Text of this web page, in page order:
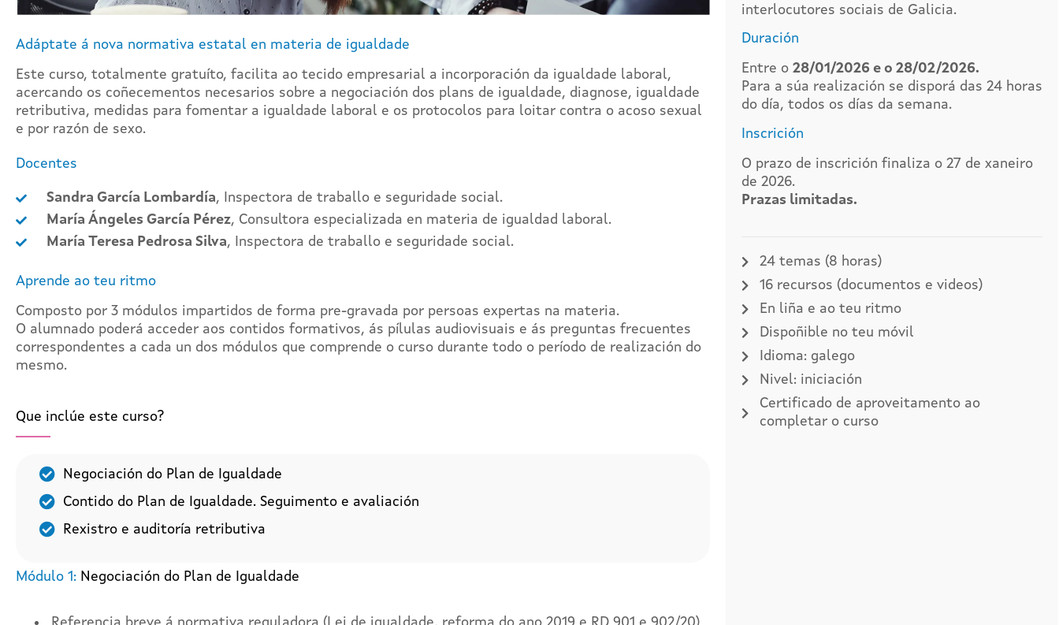
Adáptate á nova normativa estatal en materia de igualdade
Este curso, totalmente gratuíto, facilita ao tecido empresarial a incorporación da igualdade laboral,
acercando os coñecementos necesarios sobre a negociación dos plans de igualdade, diagnose, igualdade
retributiva, medidas para fomentar a igualdade laboral e os protocolos para loitar contra o acoso sexual
e por razón de sexo.
Docentes
Sandra García Lombardía, Inspectora de traballo e seguridade social.
María Ángeles García Pérez, Consultora especializada en materia de igualdad laboral.
María Teresa Pedrosa Silva, Inspectora de traballo e seguridade social.
Aprende ao teu ritmo
Composto por 3 módulos impartidos de forma pre-gravada por persoas expertas na materia.
O alumnado poderá acceder aos contidos formativos, ás pílulas audiovisuais e ás preguntas frecuentes
correspondentes a cada un dos módulos que comprende o curso durante todo o período de realización do
mesmo.
Que inclúe este curso?
Negociación do Plan de Igualdade
Contido do Plan de Igualdade. Seguimento e avaliación
Rexistro e auditoría retributiva
Módulo 1: Negociación do Plan de Igualdade
interlocutores sociais de Galicia.
Duración
Entre o 28/01/2026 e o 28/02/2026.
Para a súa realización se disporá das 24 horas
do día, todos os días da semana.
Inscrición
O prazo de inscrición finaliza o 27 de xaneiro
de 2026.
Prazas limitadas.
24 temas (8 horas)
16 recursos (documentos e videos)
En liña e ao teu ritmo
Dispoñible no teu móvil
Idioma: galego
Nivel: iniciación
Certificado de aproveitamento ao
completar o curso